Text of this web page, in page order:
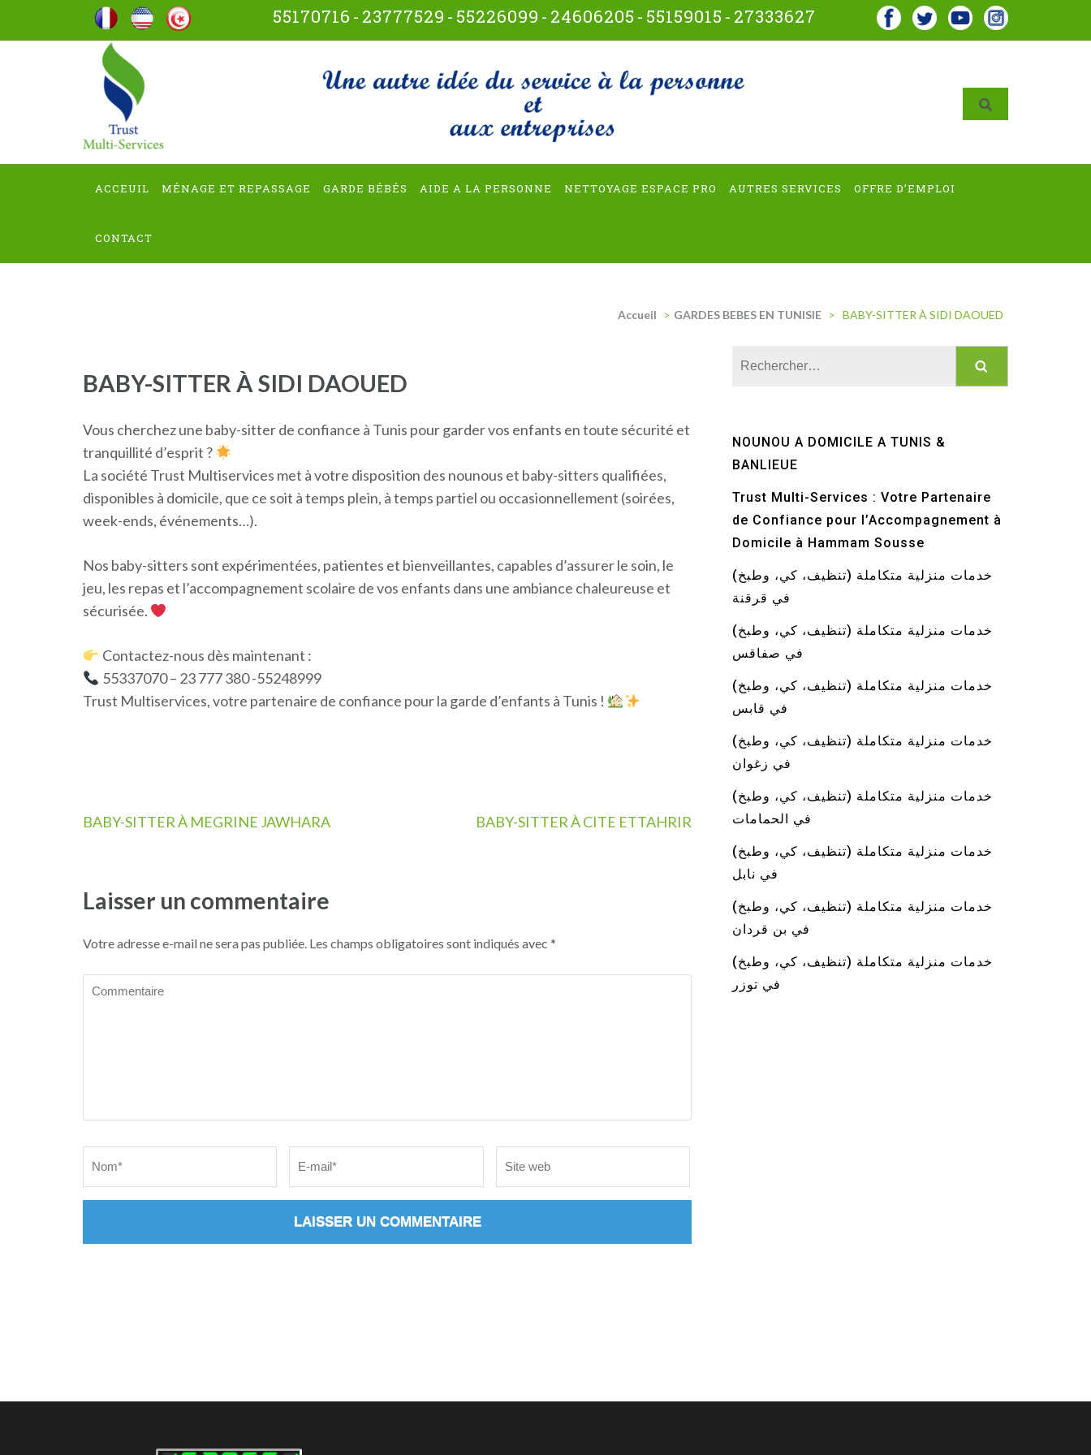
55170716 - 23777529 - 55226099 - 24606205 - 55159015 - 27333627
trust-multiservices
ACCEUIL MÉNAGE ET REPASSAGE GARDE BÉBÉS AIDE A LA PERSONNE NETTOYAGE ESPACE PRO AUTRES SERVICES OFFRE D’EMPLOI
CONTACT
Accueil > GARDES BEBES EN TUNISIE > BABY-SITTER À SIDI DAOUED
BABY-SITTER À SIDI DAOUED
Vous cherchez une baby-sitter de confiance à Tunis pour garder vos enfants en toute sécurité et
tranquillité d’esprit ?
La société Trust Multiservices met à votre disposition des nounous et baby-sitters qualifiées,
disponibles à domicile, que ce soit à temps plein, à temps partiel ou occasionnellement (soirées,
week-ends, événements…).
Nos baby-sitters sont expérimentées, patientes et bienveillantes, capables d’assurer le soin, le
jeu, les repas et l’accompagnement scolaire de vos enfants dans une ambiance chaleureuse et
sécurisée.
Contactez-nous dès maintenant :
55337070 – 23 777 380 -55248999
Trust Multiservices, votre partenaire de confiance pour la garde d’enfants à Tunis !
Navigation
BABY-SITTER À MEGRINE JAWHARA BABY-SITTER À CITE ETTAHRIR
Laisser un commentaire
Votre adresse e-mail ne sera pas publiée. Les champs obligatoires sont indiqués avec *
Commentaire
Rechercher :
NOUNOU A DOMICILE A TUNIS &
BANLIEUE
Trust Multi-Services : Votre Partenaire
de Confiance pour l’Accompagnement à
Domicile à Hammam Sousse
خدمات منزلية متكاملة (تنظيف، كي، وطبخ)
في قرقنة
خدمات منزلية متكاملة (تنظيف، كي، وطبخ)
في صفاقس
خدمات منزلية متكاملة (تنظيف، كي، وطبخ)
في قابس
خدمات منزلية متكاملة (تنظيف، كي، وطبخ)
في زغوان
خدمات منزلية متكاملة (تنظيف، كي، وطبخ)
في الحمامات
خدمات منزلية متكاملة (تنظيف، كي، وطبخ)
في نابل
خدمات منزلية متكاملة (تنظيف، كي، وطبخ)
في بن قردان
خدمات منزلية متكاملة (تنظيف، كي، وطبخ)
في توزر